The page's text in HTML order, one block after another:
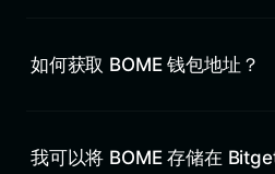
如何获取 BOME 钱包地址？
我可以将 BOME 存储在